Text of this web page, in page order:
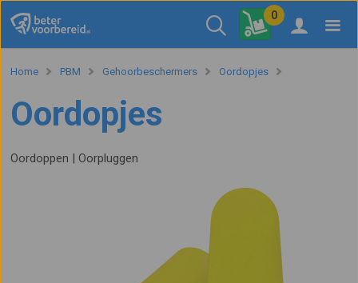
0
Home PBM Gehoorbeschermers Oordopjes
Oordopjes
Oordoppen | Oorpluggen